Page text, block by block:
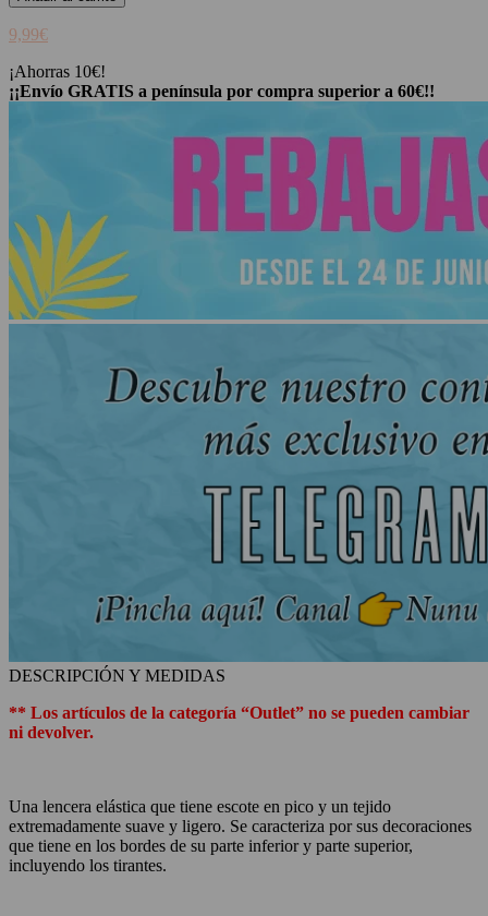
Viscosa
Escote
En
Pico
Liana
cantidad
9,99€
¡Ahorras 10€!
¡¡Envío GRATIS a península por compra superior a 60€!!
DESCRIPCIÓN Y MEDIDAS
** Los artículos de la categoría “Outlet” no se pueden cambiar
ni devolver.
Una lencera elástica que tiene escote en pico y un tejido
extremadamente suave y ligero. Se caracteriza por sus decoraciones
que tiene en los bordes de su parte inferior y parte superior,
incluyendo los tirantes.